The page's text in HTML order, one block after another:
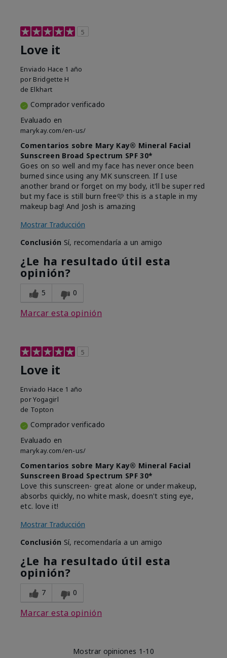
5
Love it
Enviado Hace 1 año
por Bridgette H
de Elkhart
Comprador verificado
Evaluado en
marykay.com/en-us/
Comentarios sobre Mary Kay® Mineral Facial
Sunscreen Broad Spectrum SPF 30*
Goes on so well and my face has never once been
burned since using any MK sunscreen. If I use
another brand or forget on my body, it'll be super red
but my face is still burn free🩷 this is a staple in my
makeup bag! And Josh is amazing
Mostrar Traducción
Conclusión Sí, recomendaría a un amigo
¿Le ha resultado útil esta
opinión?
5 0
Marcar esta opinión
5
Love it
Enviado Hace 1 año
porYogagirl
de Topton
Comprador verificado
Evaluado en
marykay.com/en-us/
Comentarios sobre Mary Kay® Mineral Facial
Sunscreen Broad Spectrum SPF 30*
Love this sunscreen- great alone or under makeup,
absorbs quickly, no white mask, doesn't sting eye,
etc. love it!
Mostrar Traducción
Conclusión Sí, recomendaría a un amigo
¿Le ha resultado útil esta
opinión?
7 0
Marcar esta opinión
Mostrar opiniones 1-10